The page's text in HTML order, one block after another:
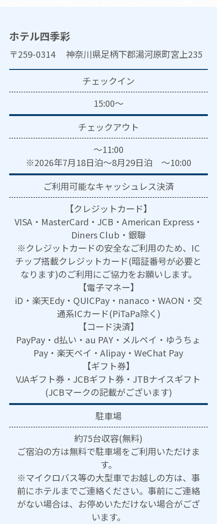
ホテル四季彩
〒259-0314 神奈川県足柄下郡湯河原町宮上235
チェックイン
15:00～
チェックアウト
～11:00
※2026年7月18日泊～8月29日泊 ～10:00
ご利用可能なキャッシュレス決済
【クレジットカード】
VISA・MasterCard・JCB・American Express・
Diners Club・銀聯
※クレジットカードの安全なご利用のため、IC
チップ搭載クレジットカード(暗証番号が必要と
なります)のご利用にご協力をお願いします。
【電子マネー】
iD・楽天Edy・QUICPay・nanaco・WAON・交
通系ICカード(PiTaPa除く)
【コード決済】
PayPay・d払い・au PAY・メルペイ・ゆうちょ
Pay・楽天ペイ・Alipay・WeChat Pay
【ギフト券】
VJAギフト券・JCBギフト券・JTBナイスギフト
(JCBマークの記載がございます)
駐車場
約75台収容(無料)
ご宿泊の方は無料で駐車場をご利用いただけま
す。
※マイクロバス等の大型車でお越しの方は、事
前にホテルまでご連絡ください。事前にご連絡
がない場合は、お停めいただけない場合がござ
います。